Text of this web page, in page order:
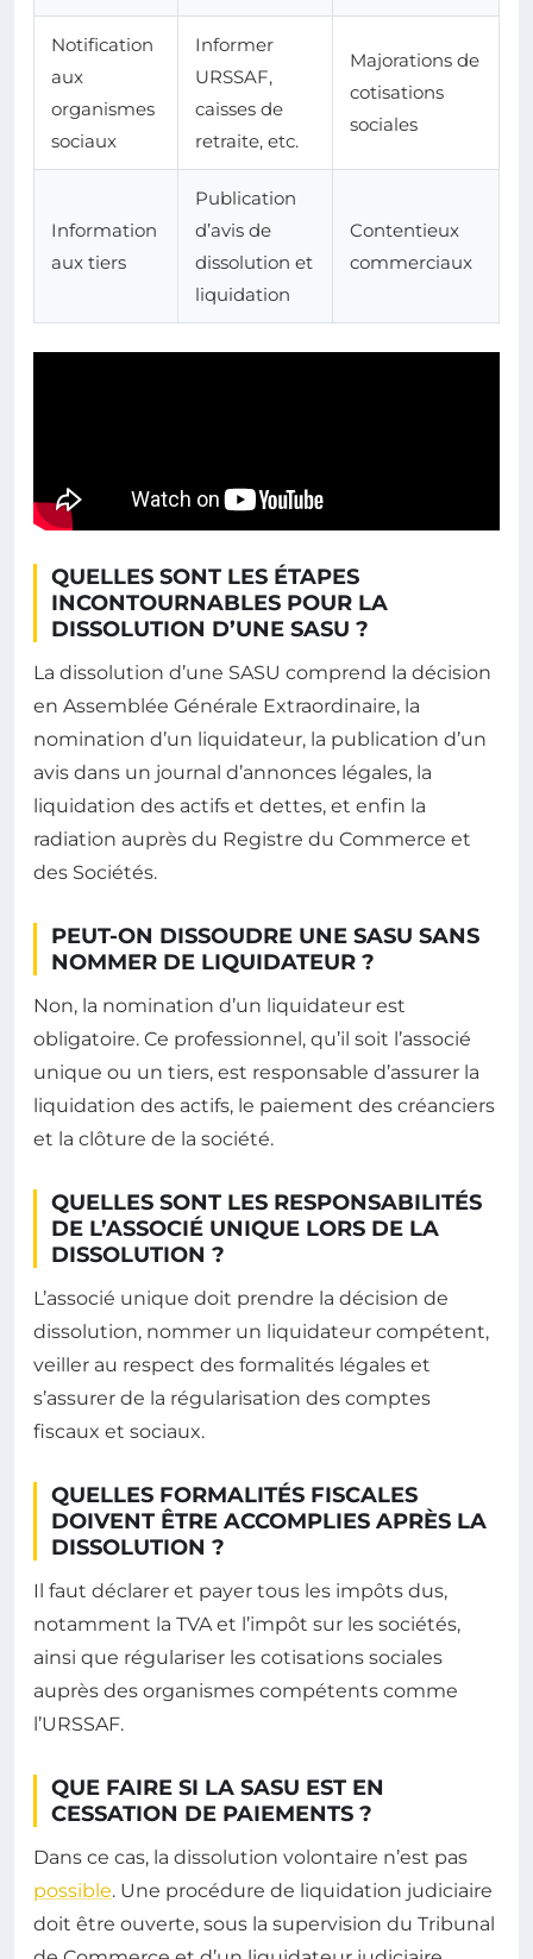
Notification
aux
organismes
sociaux
Informer
URSSAF,
caisses de
retraite, etc.
Majorations de
cotisations
sociales
Information
aux tiers
Publication
d’avis de
dissolution et
liquidation
Contentieux
commerciaux
QUELLES SONT LES ÉTAPES
INCONTOURNABLES POUR LA
DISSOLUTION D’UNE SASU ?
La dissolution d’une SASU comprend la décision
en Assemblée Générale Extraordinaire, la
nomination d’un liquidateur, la publication d’un
avis dans un journal d’annonces légales, la
liquidation des actifs et dettes, et enfin la
radiation auprès du Registre du Commerce et
des Sociétés.
PEUT-ON DISSOUDRE UNE SASU SANS
NOMMER DE LIQUIDATEUR ?
Non, la nomination d’un liquidateur est
obligatoire. Ce professionnel, qu’il soit l’associé
unique ou un tiers, est responsable d’assurer la
liquidation des actifs, le paiement des créanciers
et la clôture de la société.
QUELLES SONT LES RESPONSABILITÉS
DE L’ASSOCIÉ UNIQUE LORS DE LA
DISSOLUTION ?
L’associé unique doit prendre la décision de
dissolution, nommer un liquidateur compétent,
veiller au respect des formalités légales et
s’assurer de la régularisation des comptes
fiscaux et sociaux.
QUELLES FORMALITÉS FISCALES
DOIVENT ÊTRE ACCOMPLIES APRÈS LA
DISSOLUTION ?
Il faut déclarer et payer tous les impôts dus,
notamment la TVA et l’impôt sur les sociétés,
ainsi que régulariser les cotisations sociales
auprès des organismes compétents comme
l’URSSAF.
QUE FAIRE SI LA SASU EST EN
CESSATION DE PAIEMENTS ?
Dans ce cas, la dissolution volontaire n’est pas
possible. Une procédure de liquidation judiciaire
doit être ouverte, sous la supervision du Tribunal